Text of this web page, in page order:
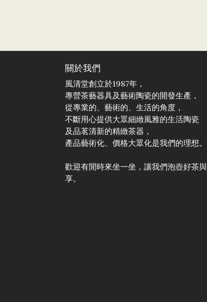
關於我們
風清堂創立於1987年，
專營茶藝器具及藝術陶瓷的開發生產，
從專業的、藝術的、生活的角度，
不斷用心提供大眾細緻風雅的生活陶瓷
及品茗清新的精緻茶器，
產品藝術化、價格大眾化是我們的理想。
歡迎有閒時來坐一坐，讓我們泡壺好茶
享。